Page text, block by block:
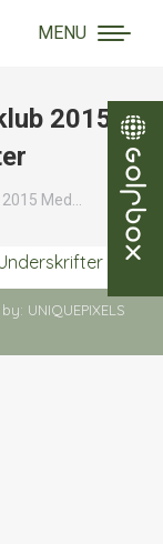
MENU
2015
Med…
UNIQUEPIXELS